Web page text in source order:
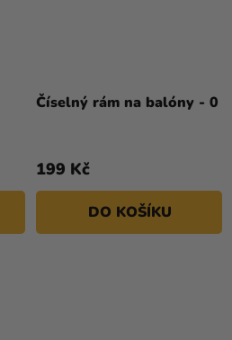
Číselný rám na balóny - 0
199 Kč
DO KOŠÍKU